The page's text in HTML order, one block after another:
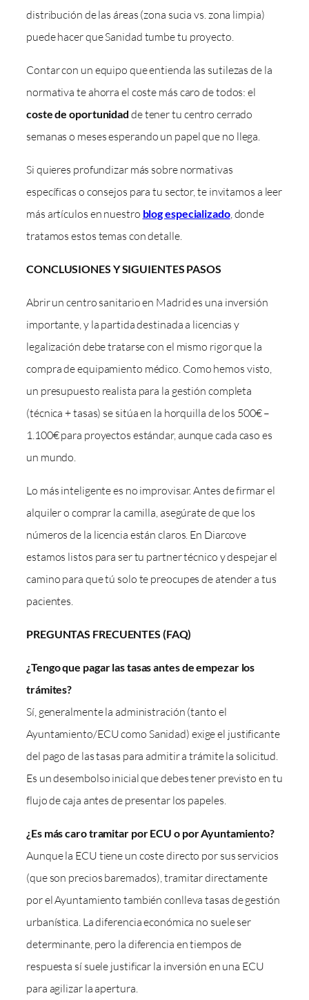
distribución de las áreas (zona sucia vs. zona limpia)
puede hacer que Sanidad tumbe tu proyecto.
Contar con un equipo que entienda las sutilezas de la
normativa te ahorra el coste más caro de todos: el
coste de oportunidad de tener tu centro cerrado
semanas o meses esperando un papel que no llega.
Si quieres profundizar más sobre normativas
específicas o consejos para tu sector, te invitamos a leer
más artículos en nuestro blog especializado, donde
tratamos estos temas con detalle.
CONCLUSIONES Y SIGUIENTES PASOS
Abrir un centro sanitario en Madrid es una inversión
importante, y la partida destinada a licencias y
legalización debe tratarse con el mismo rigor que la
compra de equipamiento médico. Como hemos visto,
un presupuesto realista para la gestión completa
(técnica + tasas) se sitúa en la horquilla de los 500€ –
1.100€ para proyectos estándar, aunque cada caso es
un mundo.
Lo más inteligente es no improvisar. Antes de firmar el
alquiler o comprar la camilla, asegúrate de que los
números de la licencia están claros. En Diarcove
estamos listos para ser tu partner técnico y despejar el
camino para que tú solo te preocupes de atender a tus
pacientes.
PREGUNTAS FRECUENTES (FAQ)
¿Tengo que pagar las tasas antes de empezar los
trámites?
Sí, generalmente la administración (tanto el
Ayuntamiento/ECU como Sanidad) exige el justificante
del pago de las tasas para admitir a trámite la solicitud.
Es un desembolso inicial que debes tener previsto en tu
flujo de caja antes de presentar los papeles.
¿Es más caro tramitar por ECU o por Ayuntamiento?
Aunque la ECU tiene un coste directo por sus servicios
(que son precios baremados), tramitar directamente
por el Ayuntamiento también conlleva tasas de gestión
urbanística. La diferencia económica no suele ser
determinante, pero la diferencia en tiempos de
respuesta sí suele justificar la inversión en una ECU
para agilizar la apertura.